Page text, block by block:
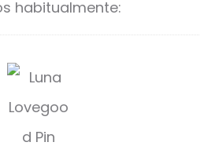
habitualmente:
L
u
n